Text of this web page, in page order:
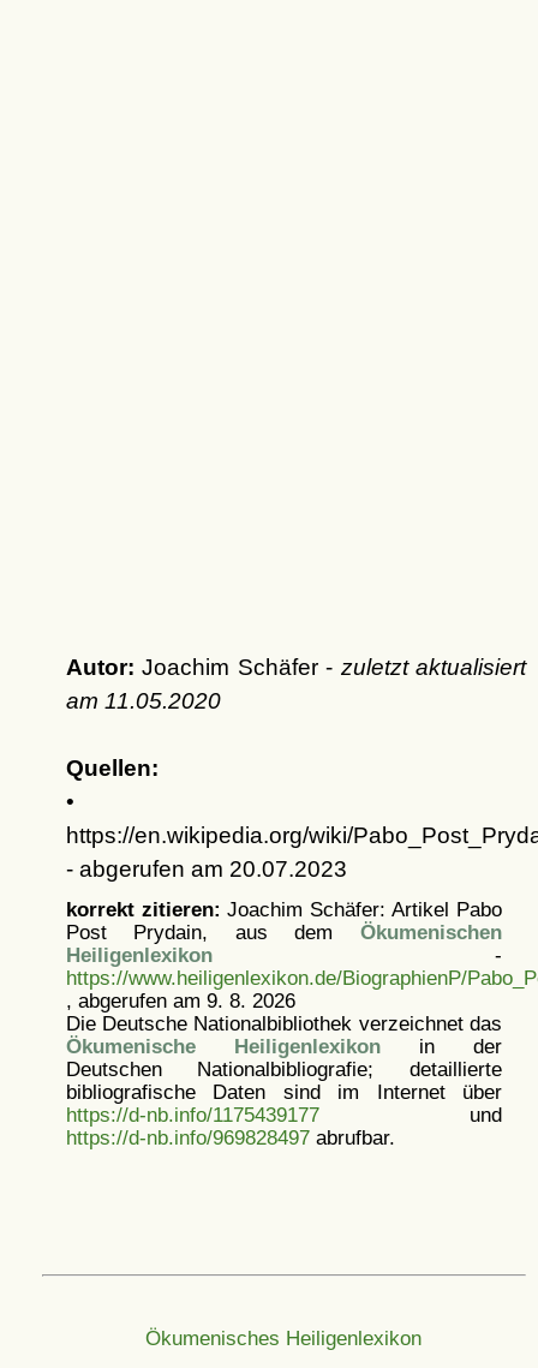
Autor: Joachim Schäfer - zuletzt aktualisiert
am 11.05.2020
Quellen:
•
https://en.wikipedia.org/wiki/
- abgerufen am 20.07.2023
korrekt zitieren: Joachim Schäfer: Artikel Pabo
Post Prydain, aus dem Ökumenischen
Heiligenlexikon-
https://www.heiligenlexikon.de/BiographienP/
, abgerufen am 9. 8. 2026
Die Deutsche Nationalbibliothek verzeichnet das
Ökumenische Heiligenlexikonin der
Deutschen Nationalbibliografie; detaillierte
bibliografische Daten sind im Internet über
https://d-nb.info/1175439177und
https://d-nb.info/969828497abrufbar.
Ökumenisches Heiligenlexikon